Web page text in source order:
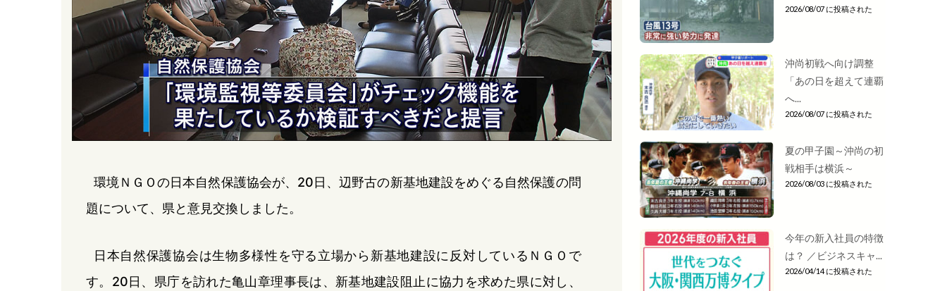
環境ＮＧＯの日本自然保護協会が、20日、辺野古の新基地建設をめぐる自然保護の問
題について、県と意見交換しました。
日本自然保護協会は生物多様性を守る立場から新基地建設に反対しているＮＧＯで
す。20日、県庁を訪れた亀山章理事長は、新基地建設阻止に協力を求めた県に対し、
2026/08/07 に投稿された
沖尚初戦へ向け調整
「あの日を超えて連覇
へ...
2026/08/07 に投稿された
夏の甲子園～沖尚の初
戦相手は横浜～
2026/08/03 に投稿された
今年の新入社員の特徴
は？ ／ビジネスキャ...
2026/04/14 に投稿された